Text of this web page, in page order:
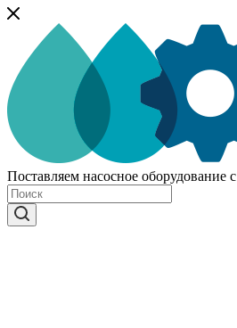
Поставляем насосное оборудование